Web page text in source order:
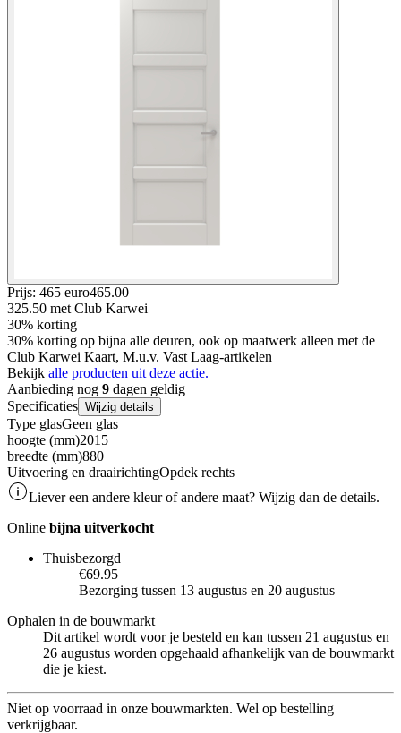
Prijs: 465 euro465.00
325.50 met Club Karwei
30% korting
30% korting op bijna alle deuren, ook op maatwerk alleen met de
Club Karwei Kaart, M.u.v. Vast Laag-artikelen
Bekijk alle producten uit deze actie.
Aanbieding nog 9 dagen geldig
Specificaties Wijzig details
Type glasGeen glas
hoogte (mm)2015
breedte (mm)880
Uitvoering en draairichtingOpdek rechts
Liever een andere kleur of andere maat? Wijzig dan de details.
Online bijna uitverkocht
Thuisbezorgd
€69.95
Bezorging tussen 13 augustus en 20 augustus
Ophalen in de bouwmarkt
Dit artikel wordt voor je besteld en kan tussen 21 augustus en
26 augustus worden opgehaald afhankelijk van de bouwmarkt
die je kiest.
Niet op voorraad in onze bouwmarkten. Wel op bestelling
verkrijgbaar.